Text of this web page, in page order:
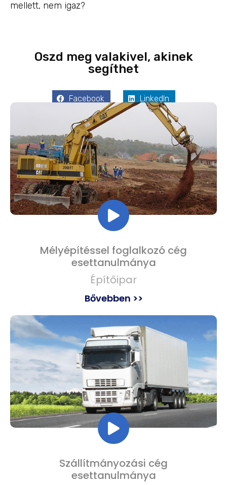
mellett, nem igaz?
Oszd meg valakivel, akinek
segíthet
Facebook LinkedIn
Mélyépítéssel foglalkozó cég
esettanulmánya
Építőipar
Bővebben >>
Szállítmányozási cég
esettanulmánya